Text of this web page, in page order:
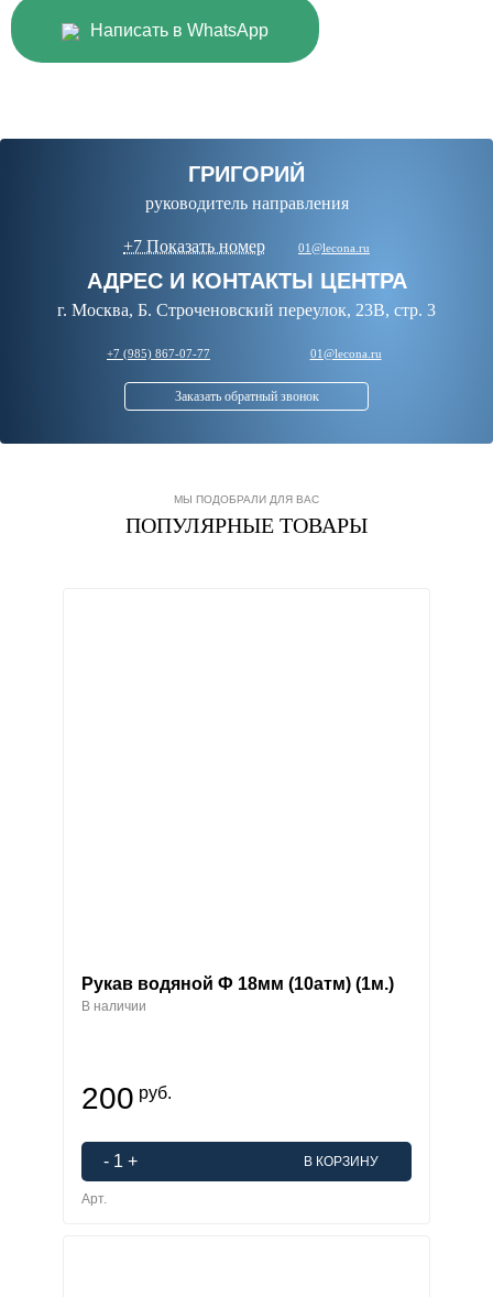
Написать в WhatsApp
ГРИГОРИЙ
руководитель направления
+7 Показать номер 01@lecona.ru
АДРЕС И КОНТАКТЫ ЦЕНТРА
г. Москва, Б. Строченовский переулок, 23В, стр. 3
+7 (985) 867-07-77 01@lecona.ru
Заказать обратный звонок
МЫ ПОДОБРАЛИ ДЛЯ ВАС
ПОПУЛЯРНЫЕ ТОВАРЫ
Рукав водяной Ф 18мм (10атм) (1м.)
В наличии
200 руб.
- 1 + В КОРЗИНУ
Арт.